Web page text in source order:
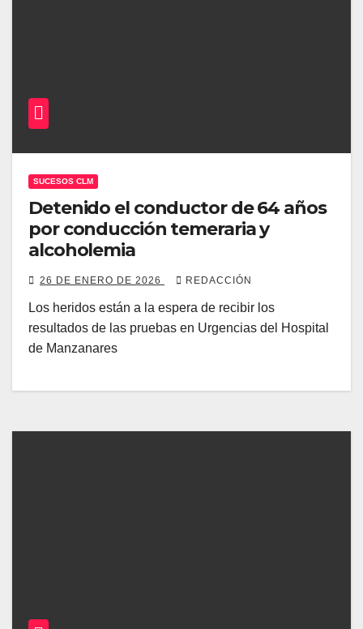
SUCESOS CLM
Detenido el conductor de 64 años
por conducción temeraria y
alcoholemia
26 DE ENERO DE 2026 REDACCIÓN
Los heridos están a la espera de recibir los
resultados de las pruebas en Urgencias del Hospital
de Manzanares